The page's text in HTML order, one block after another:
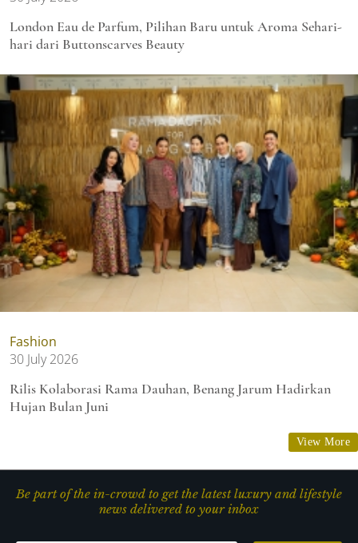
London Eau de Parfum, Pilihan Baru untuk Aroma Sehari-
hari dari Buttonscarves Beauty
Fashion
30 July 2026
Rilis Kolaborasi Rama Dauhan, Benang Jarum Hadirkan
Hujan Bulan Juni
View More
Be part of the in-crowd to get the latest luxury and lifestyle
news delivered to your inbox